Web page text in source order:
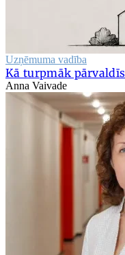
Uzņēmuma vadība
Kā turpmāk
Anna Vaivade